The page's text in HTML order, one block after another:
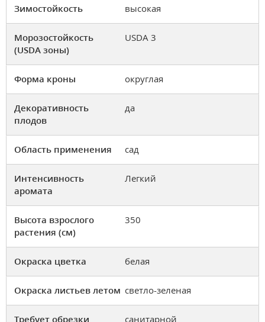
Зимостойкость высокая
Морозостойкость
(USDA зоны)
USDA 3
Форма кроны округлая
Декоративность
плодов
да
Область применения сад
Интенсивность
аромата
Легкий
Высота взрослого
растения (см)
350
Окраска цветка белая
Окраска листьев летом светло-зеленая
Требует обрезки санитарной